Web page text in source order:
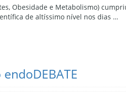
Obesidade e Metabolismo)
de altíssimo nível nos dias …